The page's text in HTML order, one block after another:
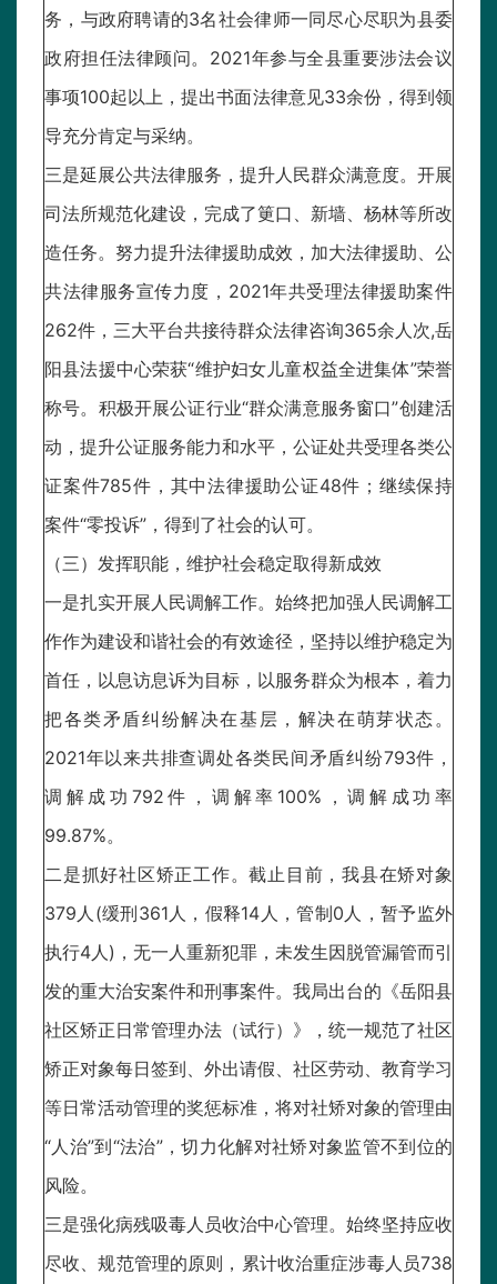
务，与政府聘请的3名社会律师一同尽心尽职为县委
政府担任法律顾问。2021年参与全县重要涉法会议
事项100起以上，提出书面法律意见33余份，得到领
导充分肯定与采纳。
三是延展公共法律服务，提升人民群众满意度。开展
司法所规范化建设，完成了筻口、新墙、杨林等所改
造任务。努力提升法律援助成效，加大法律援助、公
共法律服务宣传力度，2021年共受理法律援助案件
262件，三大平台共接待群众法律咨询365余人次,岳
阳县法援中心荣获“维护妇女儿童权益全进集体”荣誉
称号。积极开展公证行业“群众满意服务窗口”创建活
动，提升公证服务能力和水平，公证处共受理各类公
证案件785件，其中法律援助公证48件；继续保持
案件“零投诉”，得到了社会的认可。
（三）发挥职能，维护社会稳定取得新成效
一是扎实开展人民调解工作。始终把加强人民调解工
作作为建设和谐社会的有效途径，坚持以维护稳定为
首任，以息访息诉为目标，以服务群众为根本，着力
把各类矛盾纠纷解决在基层，解决在萌芽状态。
2021年以来共排查调处各类民间矛盾纠纷793件，
调解成功792件，调解率100%，调解成功率
99.87%。
二是抓好社区矫正工作。截止目前，我县在矫对象
379人(缓刑361人，假释14人，管制0人，暂予监外
执行4人)，无一人重新犯罪，未发生因脱管漏管而引
发的重大治安案件和刑事案件。我局出台的《岳阳县
社区矫正日常管理办法（试行）》，统一规范了社区
矫正对象每日签到、外出请假、社区劳动、教育学习
等日常活动管理的奖惩标准，将对社矫对象的管理由
“人治”到“法治”，切力化解对社矫对象监管不到位的
风险。
三是强化病残吸毒人员收治中心管理。始终坚持应收
尽收、规范管理的原则，累计收治重症涉毒人员738